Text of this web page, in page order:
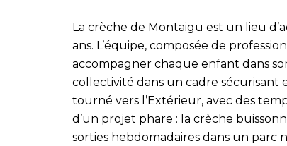
La crèche de Montaigu est un lieu
ans. L’équipe, composée de
accompagner chaque enfant dans
collectivité dans un cadre
tourné vers l’Extérieur, avec des
d’un projet phare : la crèche
sorties hebdomadaires dans un parc